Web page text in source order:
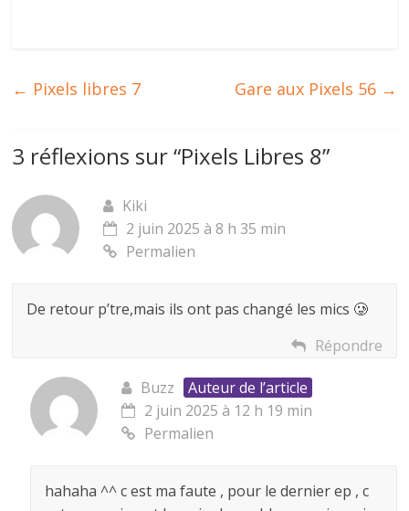
← Pixels libres 7 Gare aux Pixels 56 →
3 réflexions sur “Pixels Libres 8”
Kiki
2 juin 2025 à 8 h 35 min
Permalien
De retour p’tre,mais ils ont pas changé les mics 🥲
Répondre
Buzz
Auteur de l’article
2 juin 2025 à 12 h 19 min
Permalien
hahaha ^^ c est ma faute , pour le dernier ep , c